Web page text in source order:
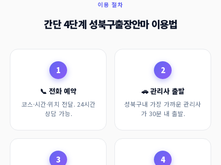
이용 절차
간단 4단계 성북구출장안마 이용법
1
📞 전화 예약
코스·시간·위치 전달. 24시간
상담 가능.
2
🚗 관리사 출발
성북구내 가장 가까운 관리사
가 30분 내 출발.
3 4